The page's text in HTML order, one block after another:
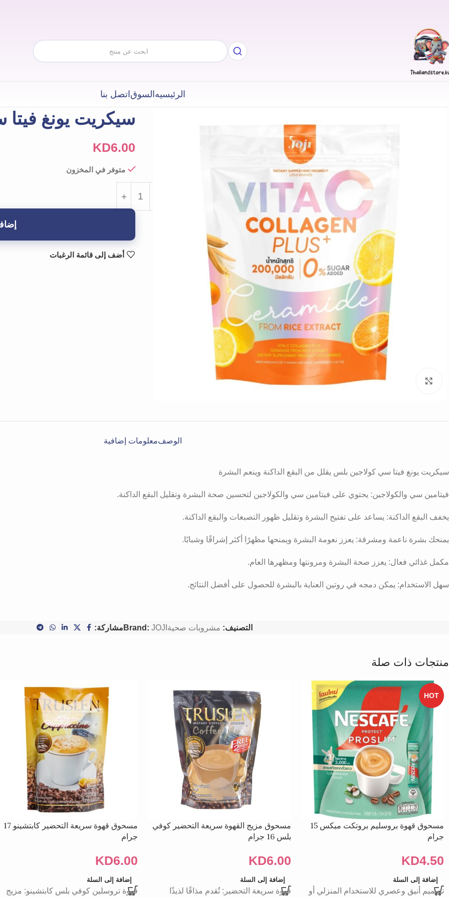
الرئيسيهالسوقاتصل بنا
Click to enlarge
سيكريت يونغ
KD6.00
متوفر في المخزون
أضف إلى قائمة الرغبات
الوصفمعلومات إضافية
سيكريت يونغ فيتا سي كولاجين بلس يقلل من البقع الداكنة وينعم البشرة
فيتامين سي والكولاجين: يحتوي على فيتامين سي والكولاجين لتحسين صحة البشرة وتقليل البقع الداكنة.
يخفف البقع الداكنة: يساعد على تفتيح البشرة وتقليل ظهور التصبغات والبقع الداكنة.
يمنحك بشرة ناعمة ومشرقة: يعزز نعومة البشرة ويمنحها مظهرًا أكثر إشراقًا وشبابًا.
مكمل غذائي فعال: يعزز صحة البشرة ومرونتها ومظهرها العام.
سهل الاستخدام: يمكن دمجه في روتين العناية بالبشرة للحصول على أفضل النتائج.
التصنيف: مشروبات صحية Brand: JOJI مشاركة:
منتجات ذات صلة
HOT
مسحوق قهوة بروسليم بروتكت ميكس 15
جرام
KD4.50
إضافة إلى السلة
تصميم أنيق وعصري للاستخدام المنزلي أو
مسحوق مزيج القهوة سريعة التحضير كوفي
بلس 16 جرام
KD6.00
إضافة إلى السلة
قهوة سريعة التحضير: تُقدم مذاقًا لذيذًا
مسحوق قهوة سريعة التحضير كابتشينو 17
جرام
KD6.00
إضافة إلى السلة
قهوة تروسلين كوفي بلس كابتشينو: مزيج